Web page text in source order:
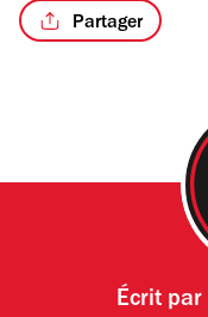
Partager
Écrit par